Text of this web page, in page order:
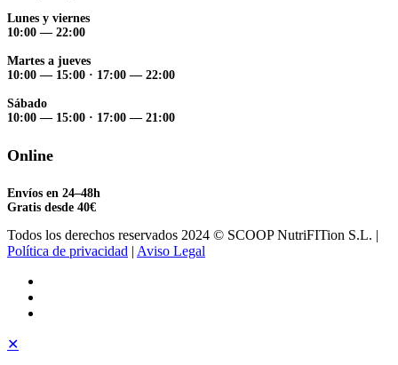
Lunes y viernes
10:00 — 22:00
Martes a jueves
10:00 — 15:00 · 17:00 — 22:00
Sábado
10:00 — 15:00 · 17:00 — 21:00
Online
Envíos en 24–48h
Gratis desde 40€
Todos los derechos reservados 2024 © SCOOP NutriFITion S.L. |
Política de privacidad | Aviso Legal
✕